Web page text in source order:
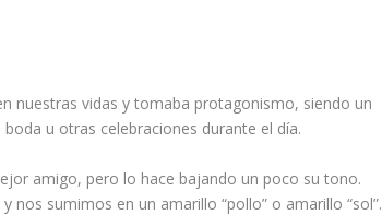
nuestras vidas y tomaba protagonismo, siendo un
u otras celebraciones durante el día.
amigo, pero lo hace bajando un poco su tono.
sumimos en un amarillo “pollo” o amarillo “sol”.